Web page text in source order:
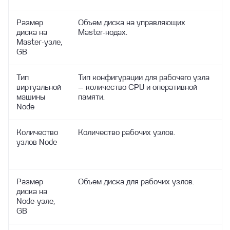
Hint plan в PostgreSQL
Сетевые особенности инстансов БД
Изменение параметров
Миграция из локальных баз данных
Архитектура DBaaS
Параметры баз данных
Postgres Pro
Clickhouse
MySQL
на ВМ в облаке Linx Cloud
Размер
диска на
Master‑узле,
GB
Объем диска на управляющих
Master-нодах.
Тип
виртуальной
машины
Node
Тип конфигурации для рабочего узла
— количество CPU и оперативной
памяти.
Количество
узлов Node
Количество рабочих узлов.
Размер
диска на
Node‑узле,
GB
Объем диска для рабочих узлов.